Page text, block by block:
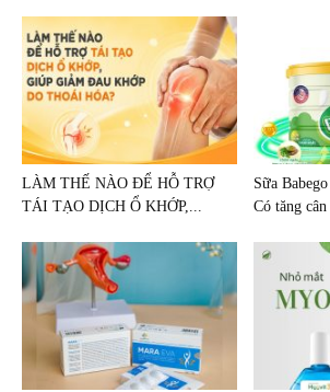
LÀM THẾ NÀO ĐỂ HỖ TRỢ
TÁI TẠO DỊCH Ổ KHỚP,...
Sữa
Có tăng